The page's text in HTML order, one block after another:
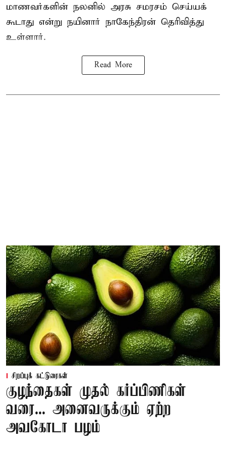
மாணவர்களின் நலனில் அரசு சமரசம் செய்யக்
கூடாது என்று நயினார் நாகேந்திரன் தெரிவித்து
உள்ளார்.
Read More
சிறப்புக் கட்டுரைகள்
குழந்தைகள் முதல் கர்ப்பிணிகள்
வரை... அனைவருக்கும் ஏற்ற
அவகோடா பழம்